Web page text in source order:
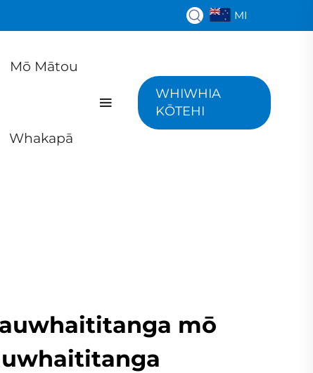
MI
Mō Mātou
Whakapā
WHIWHIA
KŌTEHI
mō